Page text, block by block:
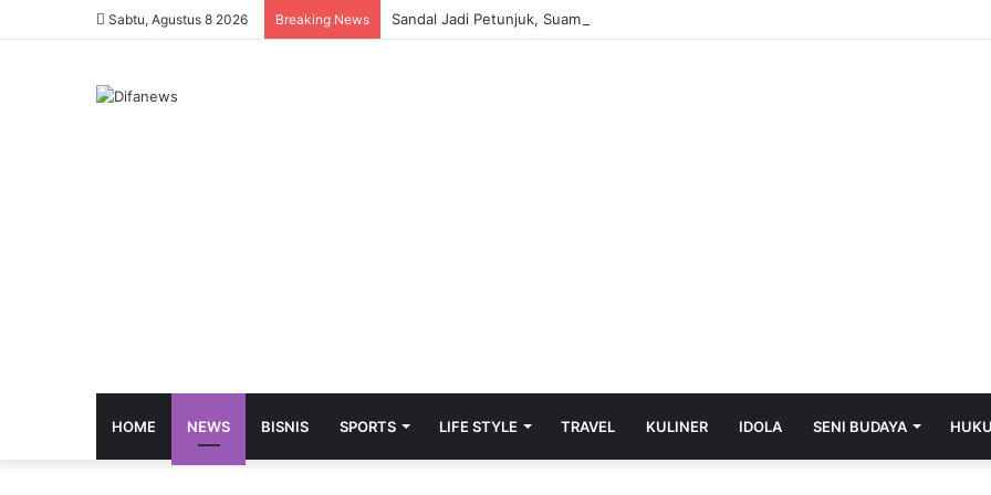
Sabtu, Agustus 8 2026 Breaking News Sandal Jadi Petunjuk, Suami Temukan Istri yang Hilang di Kamar Kos Bersama Pria Lain
HOME NEWS BISNIS SPORTS LIFE STYLE TRAVEL KULINER IDOLA SENI BUDAYA